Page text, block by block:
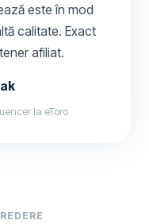
este în mod
calitate. Exact
afiliat.
la eToro